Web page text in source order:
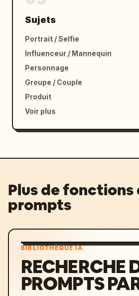
Sujets
Portrait / Selfie
Influenceur / Mannequin
Personnage
Groupe / Couple
Produit
Voir plus
Plus de fonctions
prompts
BIBLIOTHÈQUE IA
RECHERCHE
PROMPTS